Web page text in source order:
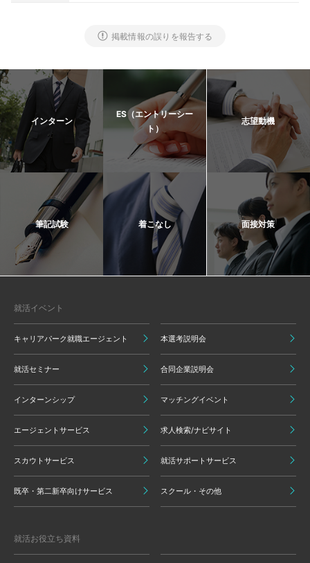
掲載情報の誤りを報告する
インターン
ES（エントリーシー
ト）
志望動機
筆記試験 着こなし 面接対策
就活イベント
キャリアパーク就職エージェント 本選考説明会
就活セミナー 合同企業説明会
インターンシップ マッチングイベント
エージェントサービス 求人検索/ナビサイト
スカウトサービス 就活サポートサービス
既卒・第二新卒向けサービス スクール・その他
就活お役立ち資料